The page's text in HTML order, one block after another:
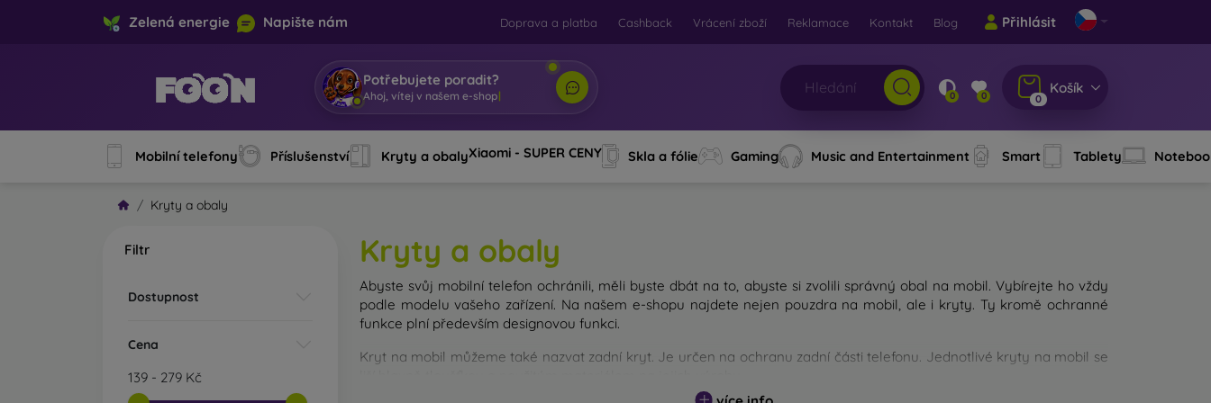
Zelená energie Napište nám Doprava a platba Cashback Vrácení zboží Reklamace Kontakt Blog Přihlásit
Potřebujete poradit?
Js| 0 0 0
Košík
Mobilní telefony Příslušenství Kryty a obalyXiaomi - SUPER CENY Skla a fólie Gaming Music and Entertainment Smart Tablety
Kryty a obaly
Filtr
Dostupnost
Cena
139 - 279 Kč
Kryty a obaly
Abyste svůj mobilní telefon ochránili, měli byste dbát na to, abyste si zvolili správný obal na mobil. Vybírejte ho vždy
podle modelu vašeho zařízení. Na našem e-shopu najdete nejen pouzdra na mobil, ale i kryty. Ty kromě ochranné
funkce plní především designovou funkci.
Kryt na mobil můžeme také nazvat zadní kryt. Je určen na ochranu zadní části telefonu. Jednotlivé kryty na mobil se